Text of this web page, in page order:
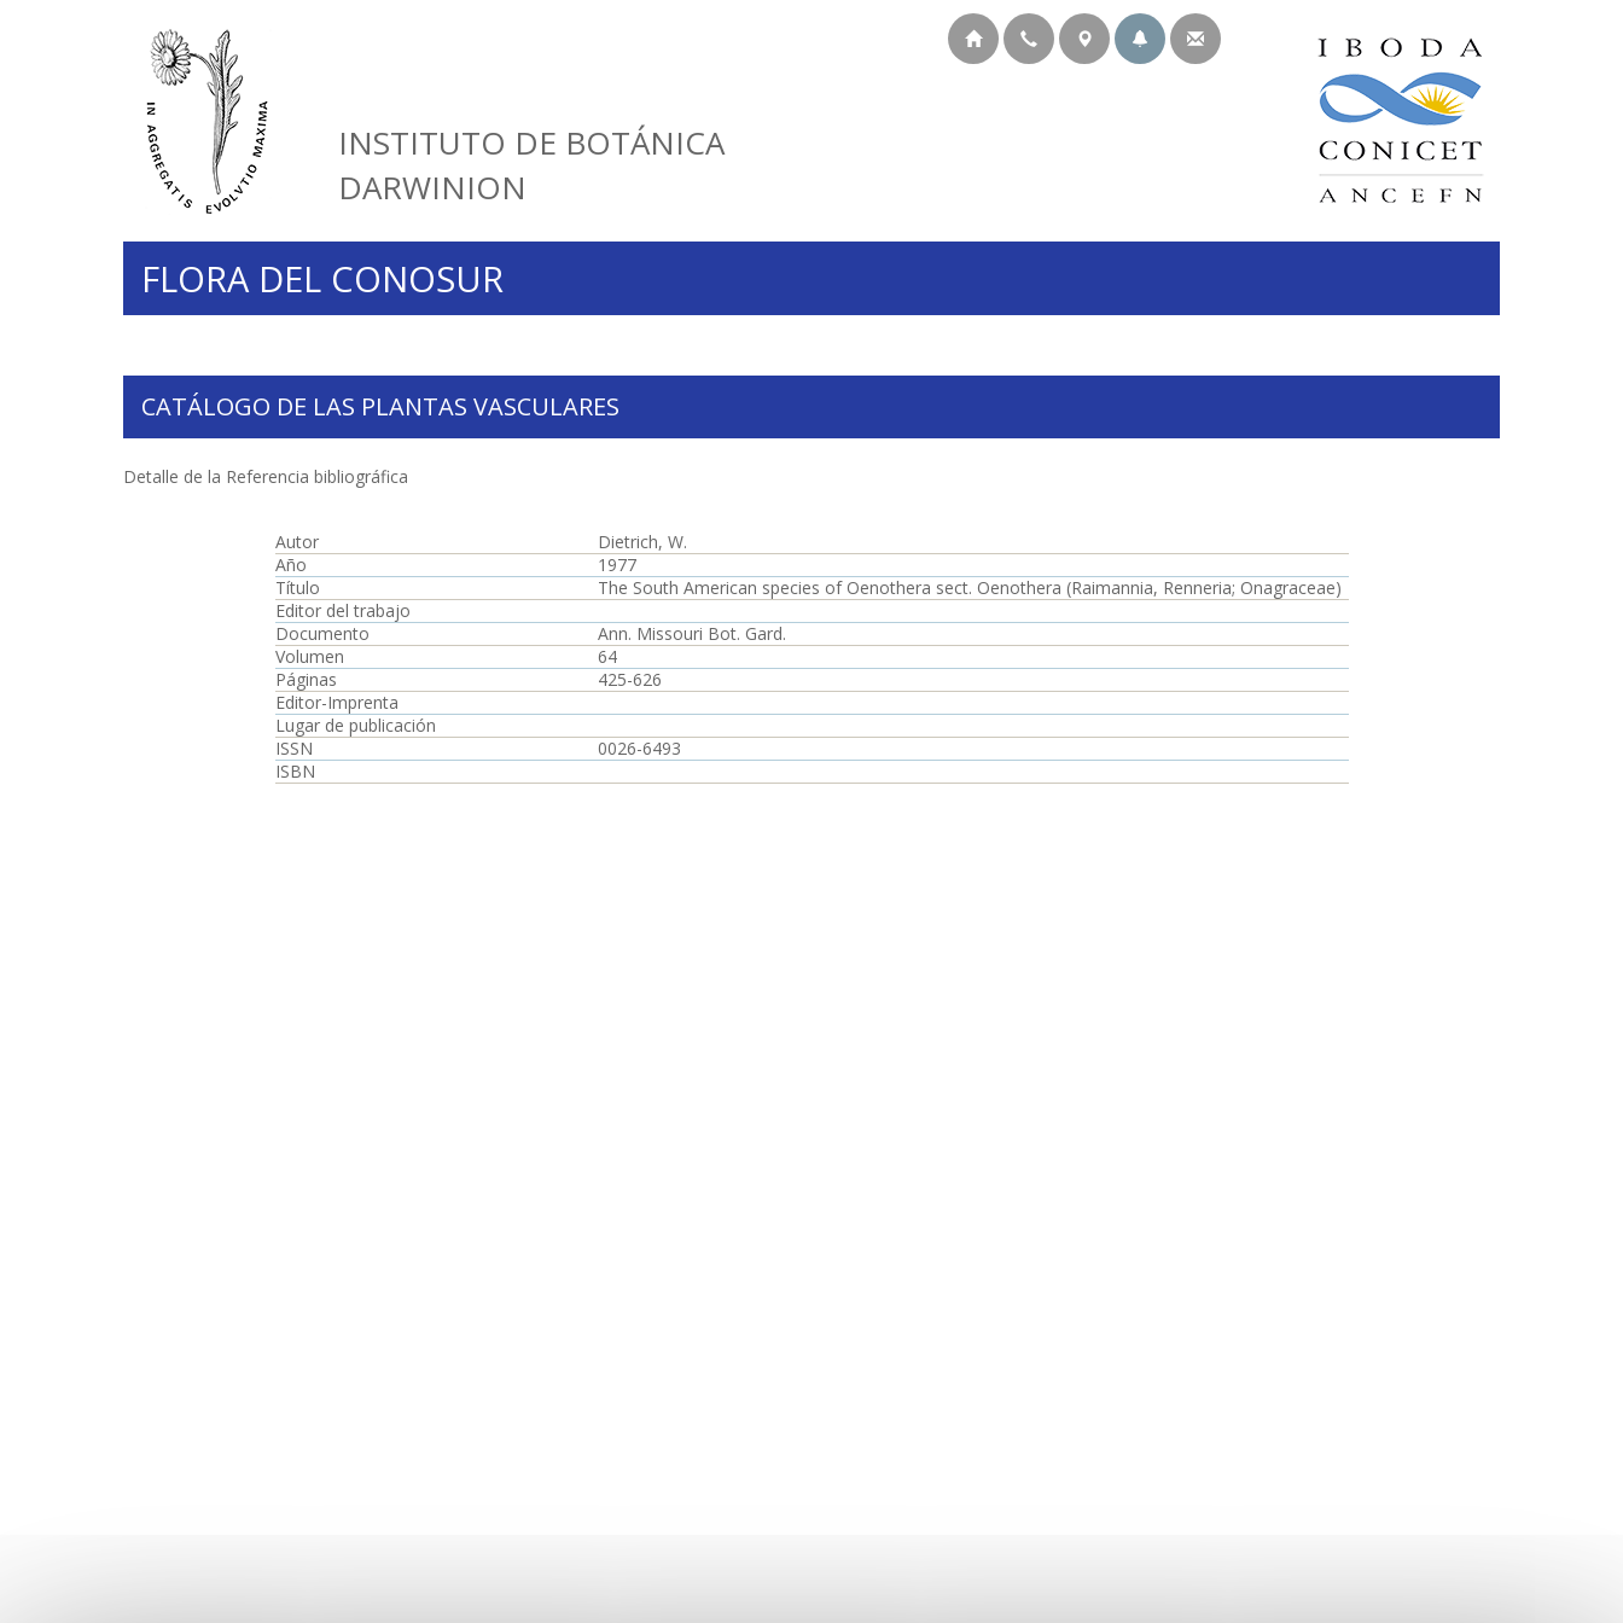
INSTITUTO DE BOTÁNICA
DARWINION
FLORA DEL CONOSUR
CATÁLOGO DE LAS PLANTAS VASCULARES
Detalle de la Referencia bibliográfica
Autor
Dietrich, W.
Año
1977
Título
The South American species of Oenothera sect. Oenothera (Raimannia, Renneria; Onagraceae)
Editor del trabajo
Documento
Ann. Missouri Bot. Gard.
Volumen
64
Páginas
425-626
Editor-Imprenta
Lugar de publicación
ISSN
0026-6493
ISBN